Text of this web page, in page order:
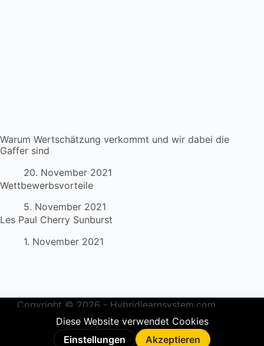
Warum Wertschätzung verkommt und wir dabei die
Gaffer sind
20. November 2021
Wettbewerbsvorteile
5. November 2021
Les Paul Cherry Sunburst
1. November 2021
Copyright © 2026 - Hybridlearnsystem.com
Impressum&Datenschutz